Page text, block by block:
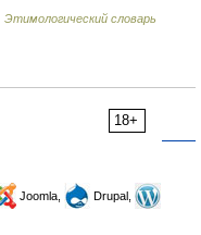
Этимологический словарь
18+
Joomla,
Drupal,